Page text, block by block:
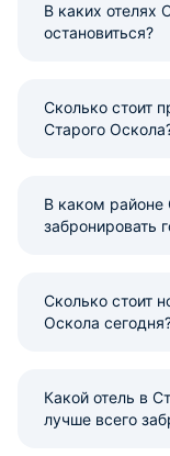
В каких отелях
остановиться?
Сколько стоит
Старого
В каком районе
забронировать
Сколько стоит
Оскола
Какой отель в
лучше всего